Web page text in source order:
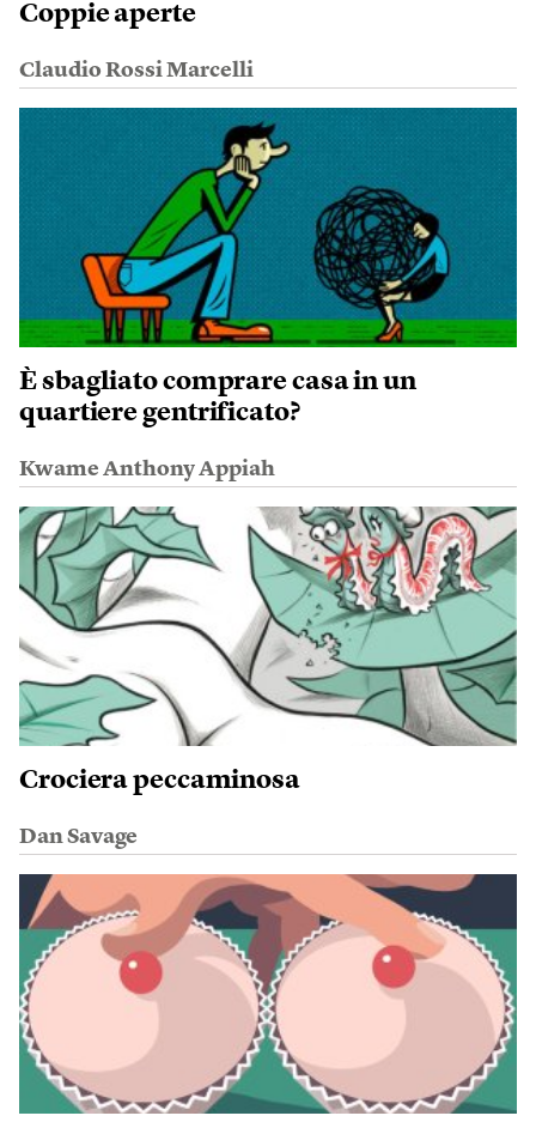
Coppie aperte
Claudio Rossi Marcelli
È sbagliato comprare casa in un
quartiere gentrificato?
Kwame Anthony Appiah
Crociera peccaminosa
Dan Savage